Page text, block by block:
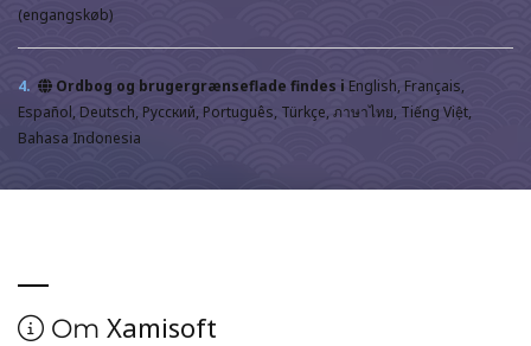
(engangskøb)
4. Ordbog og brugergrænseflade findes i English, Français,
Español, Deutsch, Русский, Português, Türkçe, ภาษาไทย, Tiếng Việt,
Bahasa Indonesia
Om Xamisoft